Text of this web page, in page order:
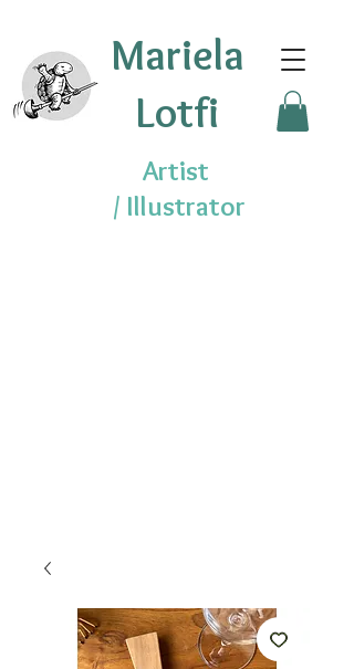
Mariela
Lotfi
Artist
/ Illustrator